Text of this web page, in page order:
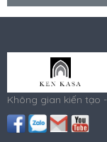
Không gian kiến tạo